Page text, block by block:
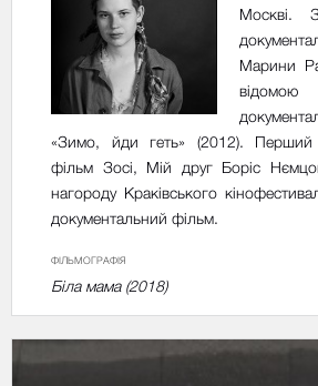
Москві.
Марини
«Зимо, йди геть» (2012). Перший
фільм Зосі, Мій друг Боріс
нагороду Краківського
документальний фільм.
ФІЛЬМОГРАФІЯ
Біла мама (2018)